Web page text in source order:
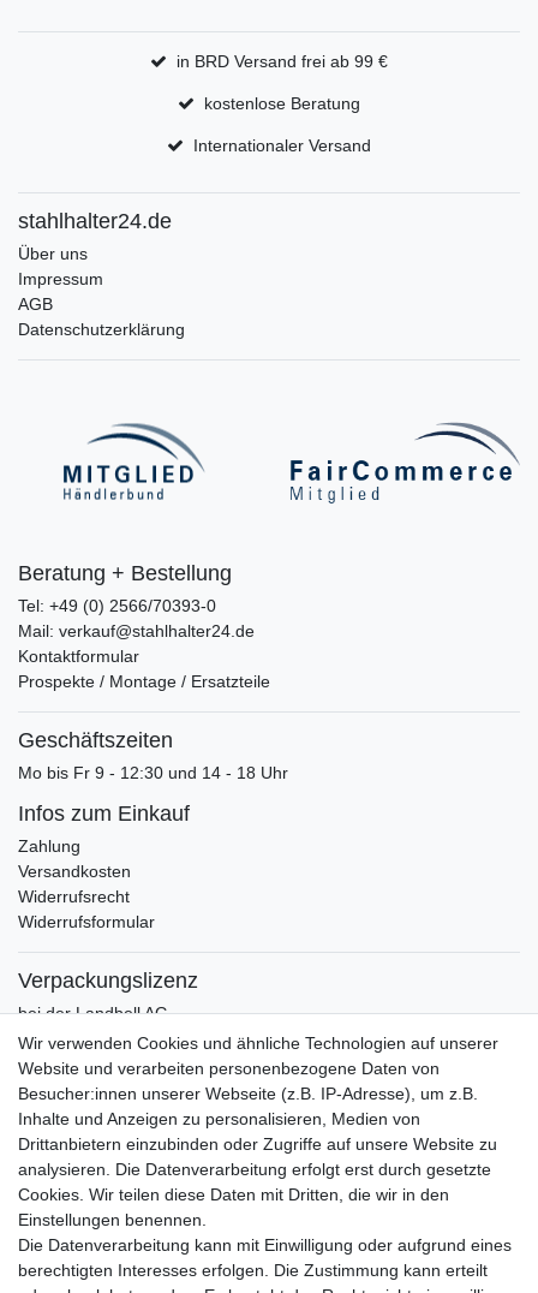
in BRD Versand frei ab 99 €
kostenlose Beratung
Internationaler Versand
stahlhalter24.de
Über uns
Impressum
AGB
Datenschutzerklärung
Beratung + Bestellung
Tel: +49 (0) 2566/70393-0
Mail: verkauf@stahlhalter24.de
Kontaktformular
Prospekte / Montage / Ersatzteile
Geschäftszeiten
Mo bis Fr 9 - 12:30 und 14 - 18 Uhr
Infos zum Einkauf
Zahlung
Versandkosten
Widerrufsrecht
Widerrufsformular
Verpackungslizenz
bei der Landbell AG
Zahlung
Vorkasse / Vorabüberweisung
Rechnungskauf
PayPal (inkl. Kreditkarten)
Wir verwenden Cookies und ähnliche Technologien auf unserer
Website und verarbeiten personenbezogene Daten von
Besucher:innen unserer Webseite (z.B. IP-Adresse), um z.B.
Inhalte und Anzeigen zu personalisieren, Medien von
Drittanbietern einzubinden oder Zugriffe auf unsere Website zu
analysieren. Die Datenverarbeitung erfolgt erst durch gesetzte
Cookies. Wir teilen diese Daten mit Dritten, die wir in den
Einstellungen benennen.
Die Datenverarbeitung kann mit Einwilligung oder aufgrund eines
berechtigten Interesses erfolgen. Die Zustimmung kann erteilt